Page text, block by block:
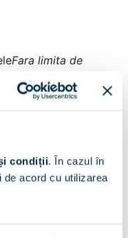
condiții. În cazul în
de acord cu utilizarea
Fara limita de